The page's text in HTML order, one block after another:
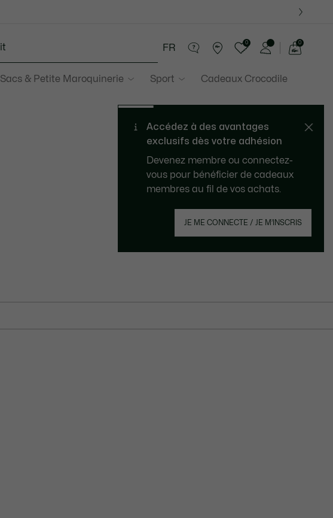
Sacs & Petite Maroquinerie Sport Cadeaux Crocodile
FR
0
panier
0
Accédez à des avantages
exclusifs dès votre adhésion
Devenez membre ou connectez-
vous pour bénéficier de cadeaux
membres au fil de vos achats.
JE ME CONNECTE / JE M’INSCRIS